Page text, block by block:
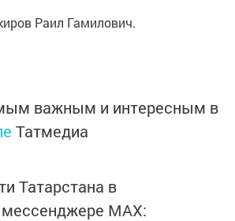
Раил Гамилович.
важным и интересным в
Татмедиа
Татарстана в
MАХ: